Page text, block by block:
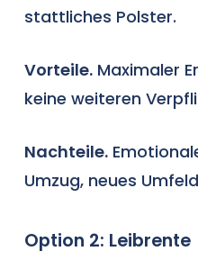
stattliches Polster.
Vorteile.Maximaler
keine weiteren
Nachteile.
Umzug, neues
Option 2: Leibrente